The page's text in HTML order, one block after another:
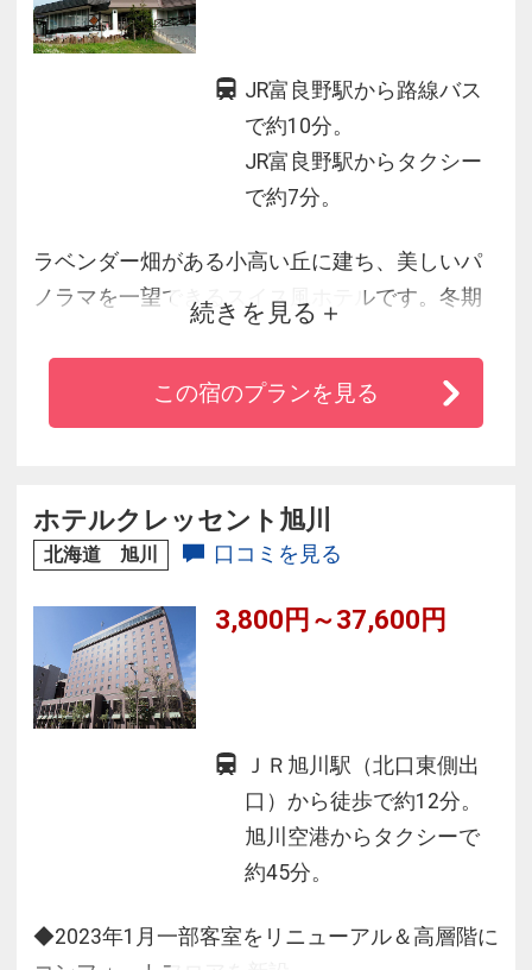
JR富良野駅から路線バス
で約10分。
JR富良野駅からタクシー
で約7分。
ラベンダー畑がある小高い丘に建ち、美しいパ
ノラマを一望できるスイス風ホテルです。冬期
には、富良野スキー場北の峰ゴンドラステーシ
ョンまで徒歩３分です。館内には、大浴場、サ
ウナ、露天風呂と疲れた体をいやして下さる
続きを見る
この宿のプランを見る
ホテルクレッセント旭川
北海道 旭川 口コミを見る
3,800円～37,600円
ＪＲ旭川駅（北口東側出
口）から徒歩で約12分。
旭川空港からタクシーで
約45分。
◆2023年1月一部客室をリニューアル＆高層階に